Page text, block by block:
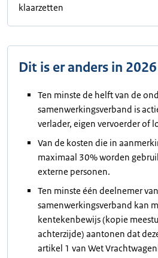
klaarzetten
Dit is er anders in 2026
Ten minste de helft van de
samenwerkingsverband is
verlader, eigen vervoerder of
Van de kosten die in
maximaal 30% worden
externe personen.
Ten minste één deelnemer
samenwerkingsverband kan
kentekenbewijs (kopie
achterzijde) aantonen dat
artikel 1 van Wet